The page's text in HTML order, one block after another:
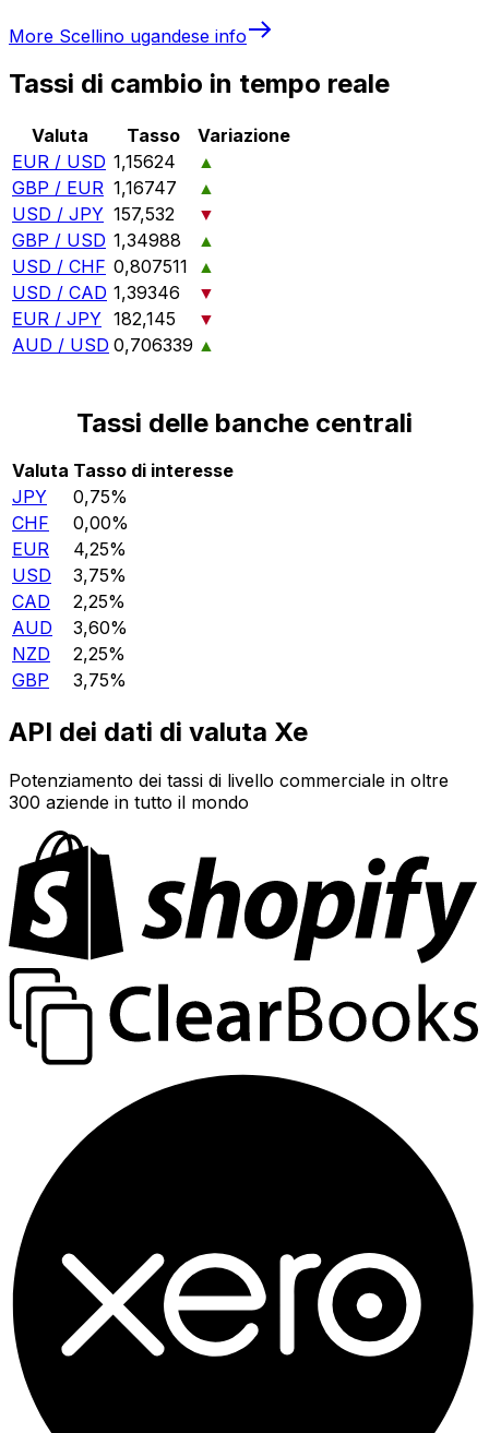
More Scellino ugandese info
Tassi di cambio in tempo reale
Valuta Tasso
Variazione
EUR / USD 1,15624
▲
GBP / EUR 1,16747
▲
USD / JPY 157,532
▼
GBP / USD 1,34988
▲
USD / CHF 0,807511
▲
USD / CAD 1,39346
▼
EUR / JPY 182,145
▼
AUD / USD 0,706339 ▲
Tassi delle banche centrali
Valuta Tasso di interesse
JPY
0,75%
CHF
0,00%
EUR
4,25%
USD
3,75%
CAD
2,25%
AUD
3,60%
NZD
2,25%
GBP
3,75%
API dei dati di valuta Xe
Potenziamento dei tassi di livello commerciale in oltre
300 aziende in tutto il mondo